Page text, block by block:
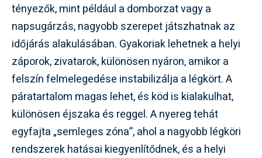
tényezők, mint például a domborzat vagy a
napsugárzás, nagyobb szerepet játszhatnak az
időjárás alakulásában. Gyakoriak lehetnek a helyi
záporok, zivatarok, különösen nyáron, amikor a
felszín felmelegedése instabilizálja a légkört. A
páratartalom magas lehet, és köd is kialakulhat,
különösen éjszaka és reggel. A nyereg tehát
egyfajta „semleges zóna”, ahol a nagyobb légköri
rendszerek hatásai kiegyenlítődnek, és a helyi